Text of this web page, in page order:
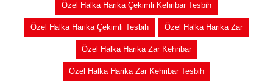
Özel Halka Harika Çekimli Kehribar Tesbih
Özel Halka Harika Çekimli Tesbih Özel Halka Harika Zar
Özel Halka Harika Zar Kehribar
Özel Halka Harika Zar Kehribar Tesbih